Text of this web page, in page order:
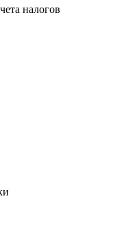
налогов